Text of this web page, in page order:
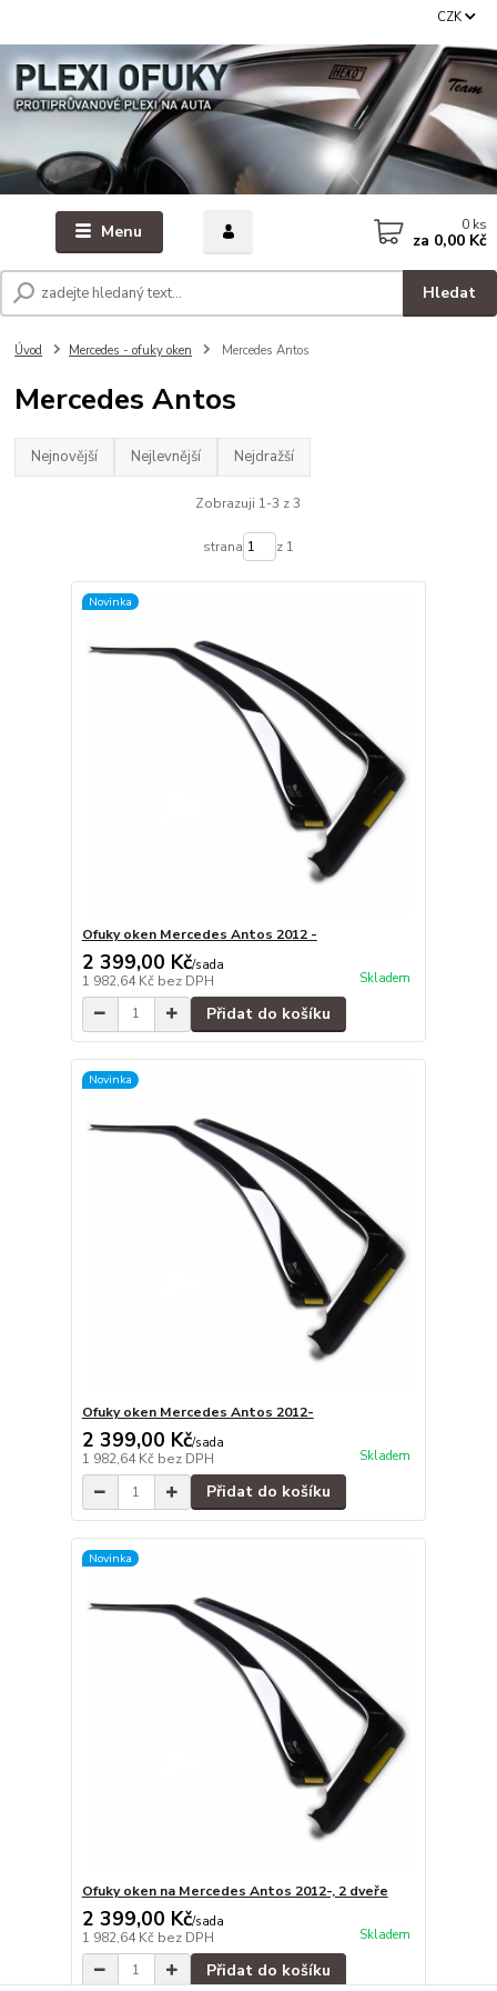
Menu
CZK
Hledat
0 ks
za 0,00 Kč
Úvod Mercedes - ofuky oken Mercedes Antos
Mercedes Antos
Nejnovější Nejlevnější Nejdražší
Zobrazuji 1-3 z 3
strana z 1
Novinka
Ofuky oken Mercedes Antos 2012 -
2 399,00 Kč/sada
1 982,64 Kč bez DPH Skladem
Přidat do košíku
Novinka
Ofuky oken Mercedes Antos 2012-
2 399,00 Kč/sada
1 982,64 Kč bez DPH Skladem
Přidat do košíku
Novinka
Ofuky oken na Mercedes Antos 2012-, 2 dveře
2 399,00 Kč/sada
1 982,64 Kč bez DPH Skladem
Přidat do košíku